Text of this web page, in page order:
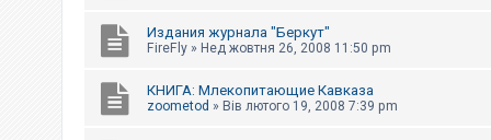
Издания журнала "Беркут"
FireFly » Нед жовтня 26, 2008 11:50 pm
КНИГА: Млекопитающие Кавказа
zoometod » Вів лютого 19, 2008 7:39 pm